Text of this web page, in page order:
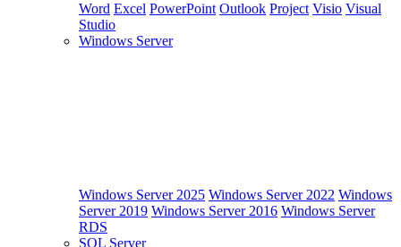
Word Excel PowerPoint Outlook Project Visio Visual
Studio
Windows Server
Windows Server 2025 Windows Server 2022 Windows
Server 2019 Windows Server 2016 Windows Server
RDS
SQL Server